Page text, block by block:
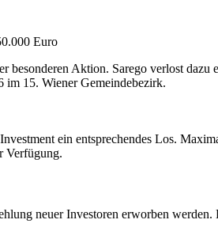
besonderen Aktion. Sarego verlost
im 15. Wiener Gemeindebezirk.
ein entsprechendes Los.
Verfügung.
neuer Investoren erworben